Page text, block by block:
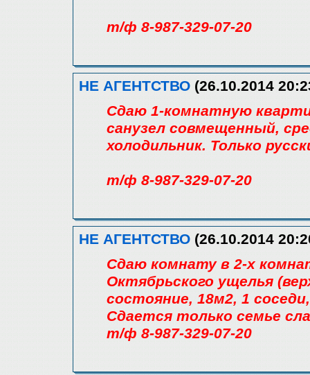
т/ф 8-987-329-07-20
НЕ АГЕНТСТВО (26.10.2014
Сдаю 1-комнатную
санузел совмещенный,
холодильник. Только
т/ф 8-987-329-07-20
НЕ АГЕНТСТВО (26.10.2014
Сдаю комнату в 2-х
Октябрьского ущелья
состояние, 18м2, 1
Сдается только семье
т/ф 8-987-329-07-20